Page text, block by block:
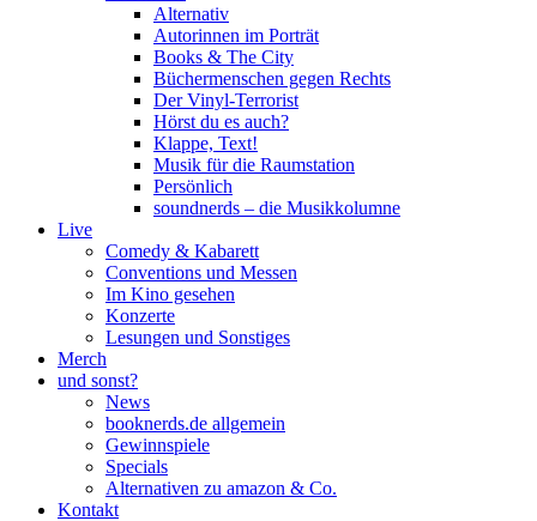
Alternativ
Autorinnen im Porträt
Books & The City
Büchermenschen gegen Rechts
Der Vinyl-Terrorist
Hörst du es auch?
Klappe, Text!
Musik für die Raumstation
Persönlich
soundnerds – die Musikkolumne
Live
Comedy & Kabarett
Conventions und Messen
Im Kino gesehen
Konzerte
Lesungen und Sonstiges
Merch
und sonst?
News
booknerds.de allgemein
Gewinnspiele
Specials
Alternativen zu amazon & Co.
Kontakt